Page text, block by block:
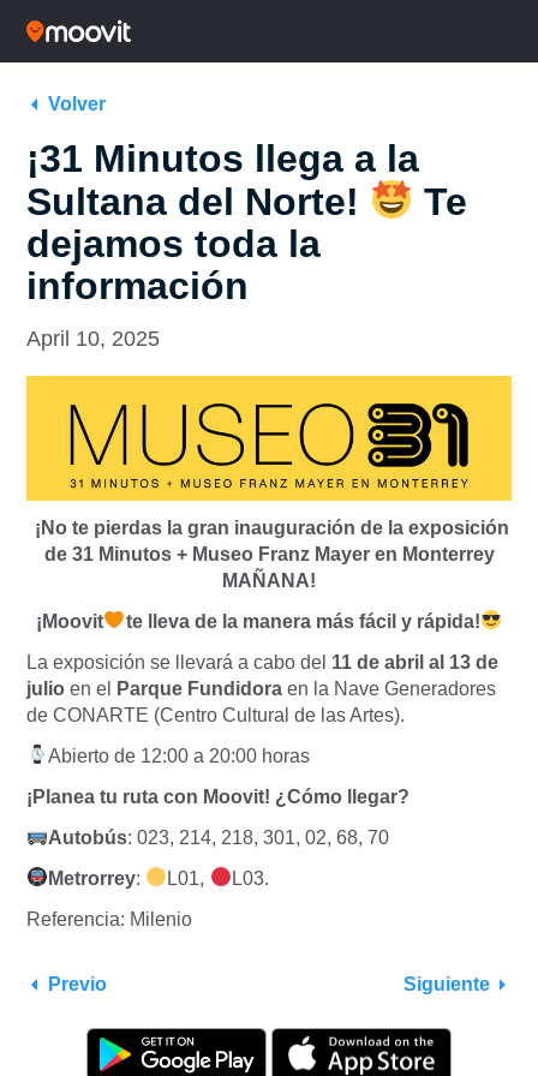
Volver
¡31 Minutos llega a la
Sultana del Norte!
Te
dejamos toda la
información
April 10, 2025
¡No te pierdas la gran inauguración de la exposición
de 31 Minutos + Museo Franz Mayer en Monterrey
MAÑANA!
¡Moovit
te lleva de la manera más fácil y rápida!
La exposición se llevará a cabo del 11 de abril al 13 de
julio en el Parque Fundidora en la Nave Generadores
de CONARTE (Centro Cultural de las Artes).
Abierto de 12:00 a 20:00 horas
¡Planea tu ruta con Moovit! ¿Cómo llegar?
Autobús:023, 214, 218, 301, 02, 68, 70
Metrorrey: L01, L03.
Referencia: Milenio
Previo Siguiente